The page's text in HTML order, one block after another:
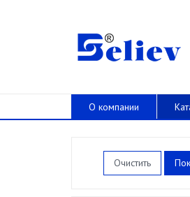
О компании
Очистить